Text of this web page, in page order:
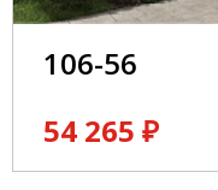
106-56
54 265 ₽